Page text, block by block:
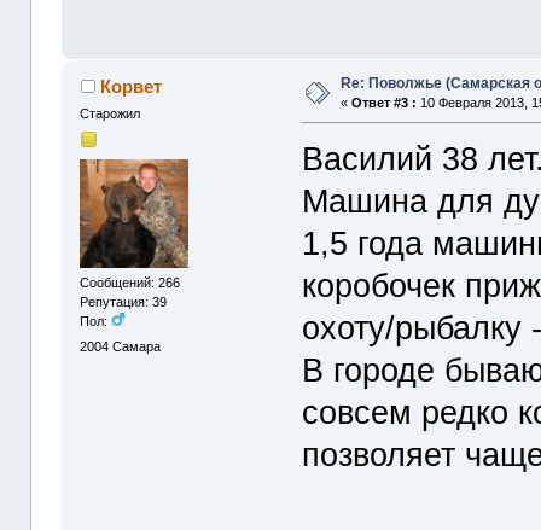
Корвет
Старожил
Сообщений: 266
Репутация: 39
Пол:
2004 Самара
Re: Поволжье (Самарская
«Ответ #3 : 10 Февраля 2013,
Василий 38
Машина для
1,5 года
коробочек
охоту/рыбалку
В городе
совсем редко
позволяет